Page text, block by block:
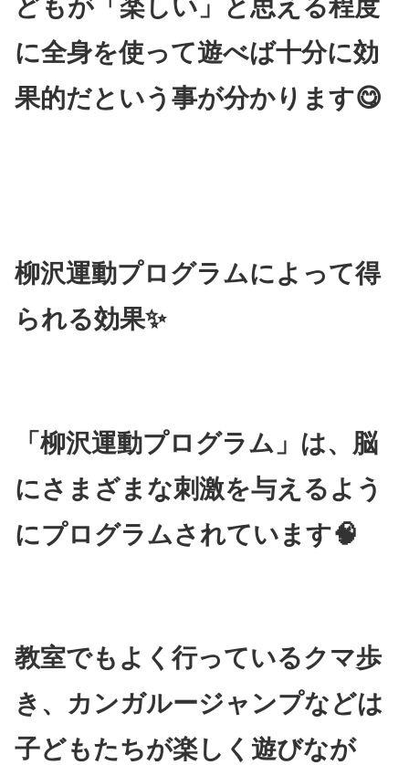
どもが「楽しい」と思える程度
に全身を使って遊べば十分に効
果的だという事が分かります😋
柳沢運動プログラムによって得
られる効果✨
「柳沢運動プログラム」は、脳
にさまざまな刺激を与えるよう
にプログラムされています🧠
教室でもよく行っているクマ歩
き、カンガルージャンプなどは
子どもたちが楽しく遊びなが